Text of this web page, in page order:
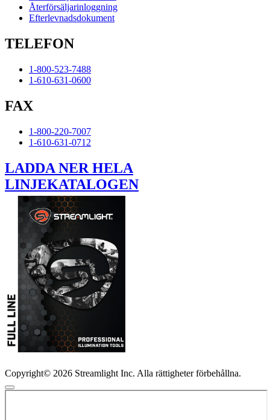
Återförsäljarinloggning
Efterlevnadsdokument
TELEFON
1-800-523-7488
1-610-631-0600
FAX
1-800-220-7007
1-610-631-0712
LADDA NER HELA
LINJEKATALOGEN
Copyright© 2026 Streamlight Inc. Alla rättigheter förbehållna.